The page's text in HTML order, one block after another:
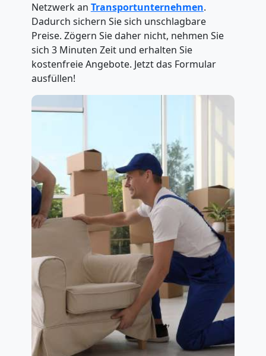
Netzwerk an Transportunternehmen.
Dadurch sichern Sie sich unschlagbare
Preise. Zögern Sie daher nicht, nehmen Sie
sich 3 Minuten Zeit und erhalten Sie
kostenfreie Angebote. Jetzt das Formular
ausfüllen!